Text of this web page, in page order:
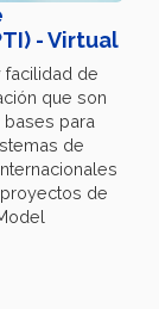
- Virtual
facilidad de
que son
para
de
de